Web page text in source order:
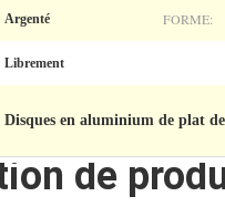
Argenté FORME:
Librement
Disques en aluminium de plat
de